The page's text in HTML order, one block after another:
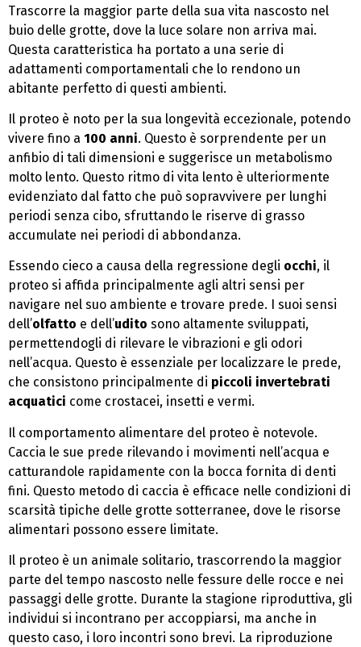
Trascorre la maggior parte della sua vita nascosto nel
buio delle grotte, dove la luce solare non arriva mai.
Questa caratteristica ha portato a una serie di
adattamenti comportamentali che lo rendono un
abitante perfetto di questi ambienti.
Il proteo è noto per la sua longevità eccezionale, potendo
vivere fino a 100 anni. Questo è sorprendente per un
anfibio di tali dimensioni e suggerisce un metabolismo
molto lento. Questo ritmo di vita lento è ulteriormente
evidenziato dal fatto che può sopravvivere per lunghi
periodi senza cibo, sfruttando le riserve di grasso
accumulate nei periodi di abbondanza.
Essendo cieco a causa della regressione degli occhi, il
proteo si affida principalmente agli altri sensi per
navigare nel suo ambiente e trovare prede. I suoi sensi
dell’olfatto e dell’udito sono altamente sviluppati,
permettendogli di rilevare le vibrazioni e gli odori
nell’acqua. Questo è essenziale per localizzare le prede,
che consistono principalmente di piccoli invertebrati
acquatici come crostacei, insetti e vermi.
Il comportamento alimentare del proteo è notevole.
Caccia le sue prede rilevando i movimenti nell’acqua e
catturandole rapidamente con la bocca fornita di denti
fini. Questo metodo di caccia è efficace nelle condizioni di
scarsità tipiche delle grotte sotterranee, dove le risorse
alimentari possono essere limitate.
Il proteo è un animale solitario, trascorrendo la maggior
parte del tempo nascosto nelle fessure delle rocce e nei
passaggi delle grotte. Durante la stagione riproduttiva, gli
individui si incontrano per accoppiarsi, ma anche in
questo caso, i loro incontri sono brevi. La riproduzione